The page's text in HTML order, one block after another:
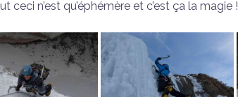
ceci n’est qu’éphémère et c’est ça la magie !